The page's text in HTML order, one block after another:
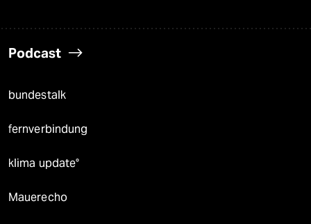
Podcast
bundestalk
fernverbindung
klima update°
Mauerecho